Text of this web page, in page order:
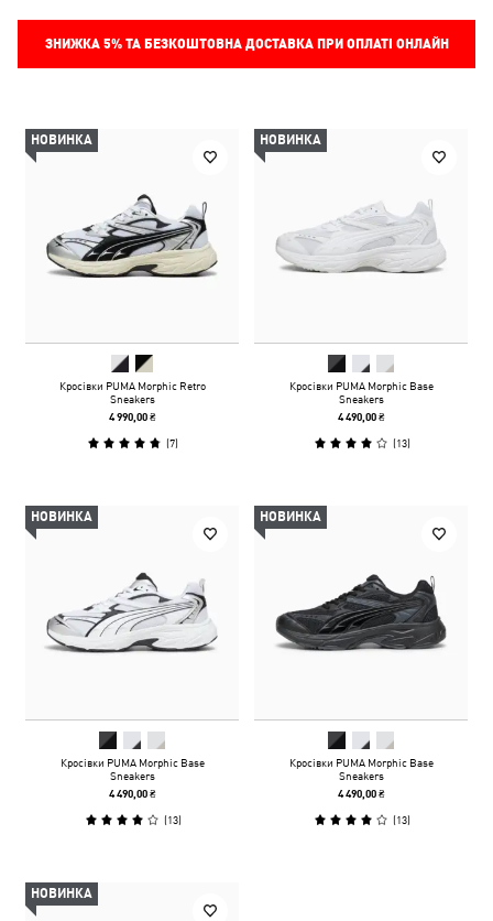
ЗНИЖКА 5%ТА БЕЗКОШТОВНА ДОСТАВКА ПРИ ОПЛАТІ ОНЛАЙН
НОВИНКА
Кросівки PUMA Morphic Retro
Sneakers
4 990,00 ₴
(7)
НОВИНКА
Кросівки PUMA Morphic Base
Sneakers
4 490,00 ₴
(13)
НОВИНКА
Кросівки PUMA Morphic Base
Sneakers
4 490,00 ₴
(13)
НОВИНКА
Кросівки PUMA Morphic Base
Sneakers
4 490,00 ₴
(13)
НОВИНКА